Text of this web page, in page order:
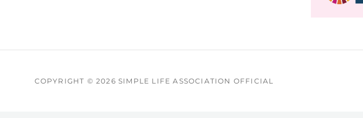
COPYRIGHT © 2026 SIMPLE LIFE ASSOCIATION OFFICIAL